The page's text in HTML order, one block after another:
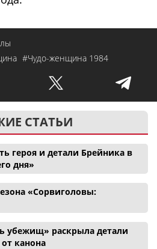
#Чудо-женщина 1984
СТАТЬИ
героя и детали Брейника в
дня»
«Сорвиголовы:
убежищ» раскрыла детали
канона